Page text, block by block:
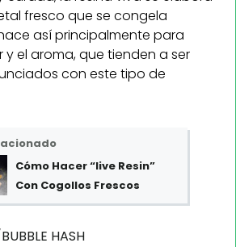
fresco que se congela
así principalmente para
y el aroma, que tienden a ser
con este tipo de
Cómo Hacer “live Resin”
Con Cogollos Frescos
HASH